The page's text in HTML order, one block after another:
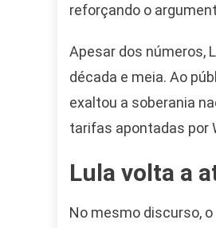
reforçando o
Apesar dos números,
década e meia. Ao
exaltou a soberania
tarifas apontadas por
Lula volta a
No mesmo discurso,
Bolsonaro
2026 Pátria
10,00 S/
R$60,00
Ver no